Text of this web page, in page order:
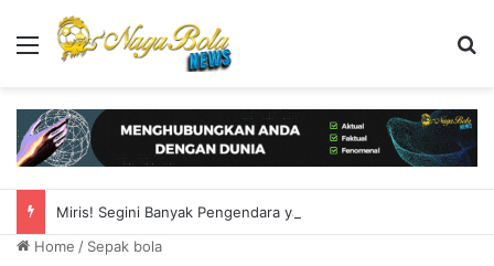
Menu
Home / Sepak bola